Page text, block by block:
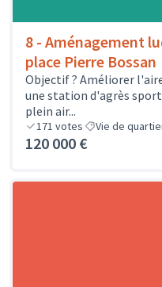
8 - Aménagement
place Pierre Bossan
Objectif ? Améliorer
une station d'agrès
plein air...
171 votes Vie de
120 000 €